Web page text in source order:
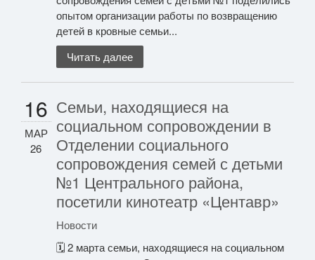
опытом организации работы по возвращению
детей в кровные семьи...
Читать далее
16
МАР
26
Семьи, находящиеся на
социальном сопровождении в
Отделении социального
сопровождения семей с детьми
№1 Центрального района,
посетили кинотеатр «Центавр»
Новости
🗓 2 марта семьи, находящиеся на социальном